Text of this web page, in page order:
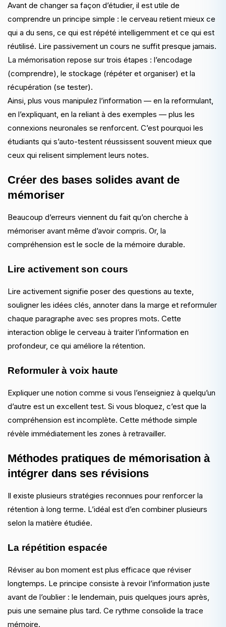
Avant de changer sa façon d’étudier, il est utile de
comprendre un principe simple : le cerveau retient mieux ce
qui a du sens, ce qui est répété intelligemment et ce qui est
réutilisé. Lire passivement un cours ne suffit presque jamais.
La mémorisation repose sur trois étapes : l’encodage
(comprendre), le stockage (répéter et organiser) et la
récupération (se tester).
Ainsi, plus vous manipulez l’information — en la reformulant,
en l’expliquant, en la reliant à des exemples — plus les
connexions neuronales se renforcent. C’est pourquoi les
étudiants qui s’auto-testent réussissent souvent mieux que
ceux qui relisent simplement leurs notes.
Créer des bases solides avant de
mémoriser
Beaucoup d’erreurs viennent du fait qu’on cherche à
mémoriser avant même d’avoir compris. Or, la
compréhension est le socle de la mémoire durable.
Lire activement son cours
Lire activement signifie poser des questions au texte,
souligner les idées clés, annoter dans la marge et reformuler
chaque paragraphe avec ses propres mots. Cette
interaction oblige le cerveau à traiter l’information en
profondeur, ce qui améliore la rétention.
Reformuler à voix haute
Expliquer une notion comme si vous l’enseigniez à quelqu’un
d’autre est un excellent test. Si vous bloquez, c’est que la
compréhension est incomplète. Cette méthode simple
révèle immédiatement les zones à retravailler.
Méthodes pratiques de mémorisation à
intégrer dans ses révisions
Il existe plusieurs stratégies reconnues pour renforcer la
rétention à long terme. L’idéal est d’en combiner plusieurs
selon la matière étudiée.
La répétition espacée
Réviser au bon moment est plus efficace que réviser
longtemps. Le principe consiste à revoir l’information juste
avant de l’oublier : le lendemain, puis quelques jours après,
puis une semaine plus tard. Ce rythme consolide la trace
mémoire.